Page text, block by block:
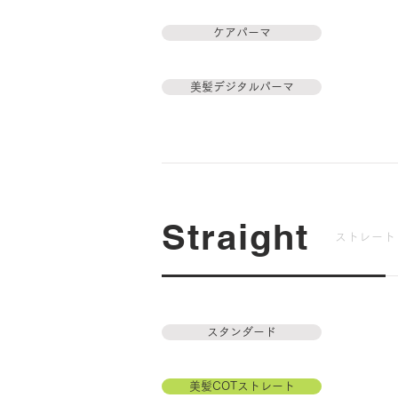
ケアパーマ
美髪デジタルパーマ
Straight ストレー
スタンダード
美髪COTストレート